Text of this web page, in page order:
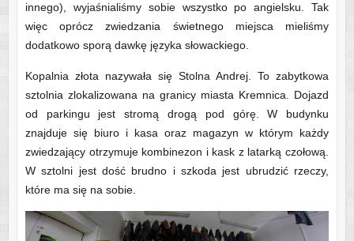
innego), wyjaśnialiśmy sobie wszystko po angielsku. Tak
więc oprócz zwiedzania świetnego miejsca mieliśmy
dodatkowo sporą dawkę języka słowackiego.
Kopalnia złota nazywała się Stolna Andrej. To zabytkowa
sztolnia zlokalizowana na granicy miasta Kremnica. Dojazd
od parkingu jest stromą drogą pod górę. W budynku
znajduje się biuro i kasa oraz magazyn w którym każdy
zwiedzający otrzymuje kombinezon i kask z latarką czołową.
W sztolni jest dość brudno i szkoda jest ubrudzić rzeczy,
które ma się na sobie.